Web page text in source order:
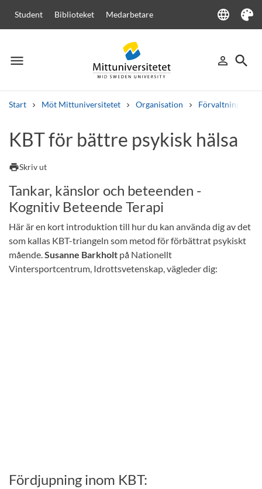
Student Biblioteket Medarbetare language
Language
Tema
menu
Meny person_outline
Logga in
search
Sök
Start Möt Mittuniversitetet Organisation Förvaltningen
Andra söktjänster
Kurser och program
KBT för bättre psykisk hälsa
printSkriv ut
Tankar, känslor och beteenden -
Kognitiv Beteende Terapi
Här är en kort introduktion till hur du kan använda dig av det
som kallas KBT-triangeln som metod för förbättrat psykiskt
mående.Susanne Barkholt på Nationellt
Vintersportcentrum, Idrottsvetenskap, vägleder dig:
Fördjupning inom KBT: